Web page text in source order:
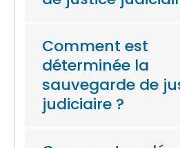
Comment est
déterminée la
sauvegarde de
judiciaire ?